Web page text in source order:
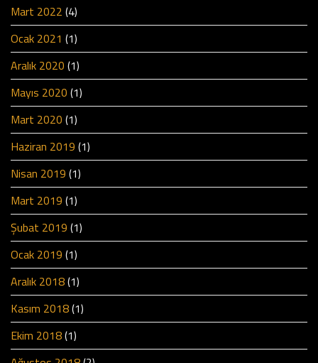
Mart 2022 (4)
Ocak 2021 (1)
Aralık 2020 (1)
Mayıs 2020 (1)
Mart 2020 (1)
Haziran 2019 (1)
Nisan 2019 (1)
Mart 2019 (1)
Şubat 2019 (1)
Ocak 2019 (1)
Aralık 2018(1)
Kasım 2018(1)
Ekim 2018(1)